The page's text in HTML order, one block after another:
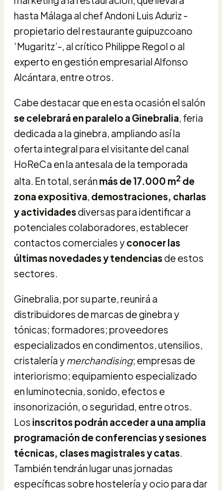
hasta Málaga al chef Andoni Luis Aduriz -
propietario del restaurante guipuzcoano
‘Mugaritz’-, al crítico Philippe Regol o al
experto en gestión empresarial Alfonso
Alcántara, entre otros.
Cabe destacar que en esta ocasión el salón
se celebrará en paralelo a Ginebralia, feria
dedicada a la ginebra, ampliando así la
oferta integral para el visitante del canal
HoReCa en la antesala de la temporada
alta. En total, serán más de 17.000 m2 de
zona expositiva, demostraciones, charlas
y actividades diversas para identificar a
potenciales colaboradores, establecer
contactos comerciales yconocer las
últimas novedades y tendencias de estos
sectores.
Ginebralia, por su parte, reunirá a
distribuidores de marcas de ginebra y
tónicas; formadores; proveedores
especializados en condimentos, utensilios,
cristalería ymerchandising; empresas de
interiorismo; equipamiento especializado
en luminotecnia, sonido, efectos e
insonorización, o seguridad, entre otros.
Los inscritos podrán acceder a una amplia
programación de conferencias y sesiones
técnicas, clases magistrales y catas.
También tendrán lugar unas jornadas
específicas sobre hostelería y ocio para dar